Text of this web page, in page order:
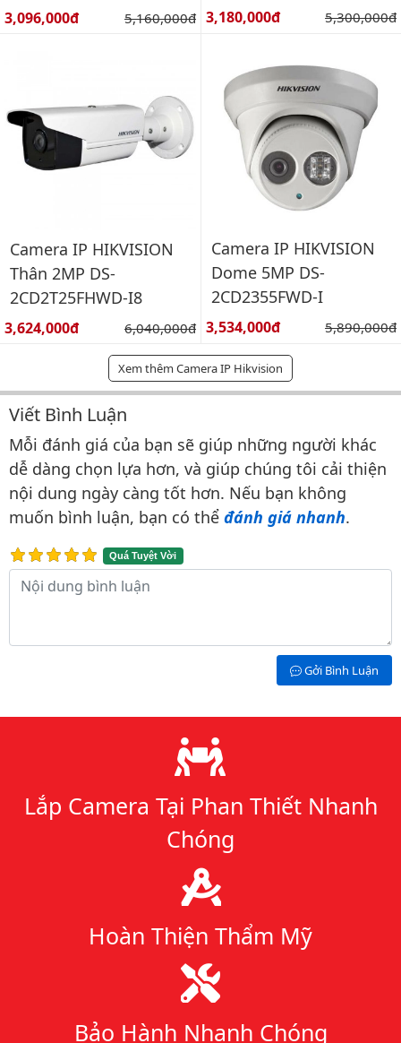
Giá bán:
3,096,000đ Giá gốc:
5,160,000đ Giá bán:
3,180,000đ Giá gốc:
5,300,000đ
Camera IP HIKVISION
Thân 2MP DS-
2CD2T25FHWD-I8
Giá bán:
3,624,000đ Giá gốc:
6,040,000đ
Camera IP HIKVISION
Dome 5MP DS-
2CD2355FWD-I
Giá bán:
3,534,000đ Giá gốc:
5,890,000đ
Xem thêm Camera IP Hikvision
Bình luận & Đánh giá
Viết Bình Luận
Mỗi đánh giá của bạn sẽ giúp những người khác
dễ dàng chọn lựa hơn, và giúp chúng tôi cải thiện
nội dung ngày càng tốt hơn. Nếu bạn không
muốn bình luận, bạn có thể đánh giá nhanh.
Quá Tuyệt Vời
Nội dung bình luận
Gởi Bình Luận
Lý do chọn chúng tôi
Lắp Camera Tại Phan Thiết Nhanh
Chóng
Hoàn Thiện Thẩm Mỹ
Bảo Hành Nhanh Chóng